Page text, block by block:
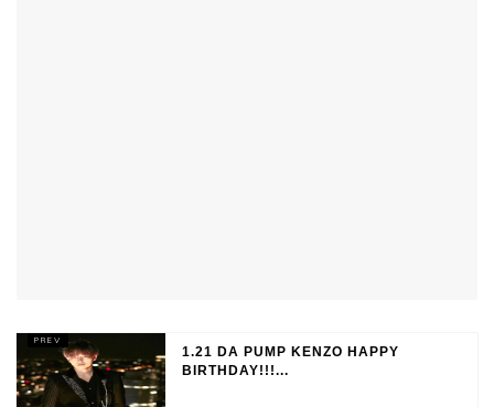
1.21 DA PUMP KENZO HAPPY
BIRTHDAY!!!...